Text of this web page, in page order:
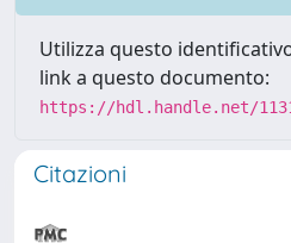
Utilizza questo
link a questo documento:
https://hdl.handle.net/
Citazioni